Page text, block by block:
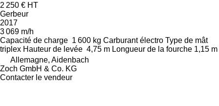
2 250 € HT
Gerbeur
2017
3 069 m/h
Capacité de charge 1 600 kg Carburant électro Type de mât
triplex Hauteur de levée 4,75 m Longueur de la fourche 1,15 m
Allemagne, Aidenbach
Zoch GmbH & Co. KG
Contacter le vendeur